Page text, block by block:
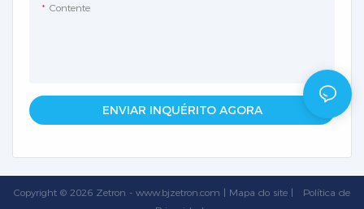
Contente
ENVIAR INQUÉRITO AGORA
Copyright © 2026 Zetron - www.bjzetron.com | Mapa do site | Política de